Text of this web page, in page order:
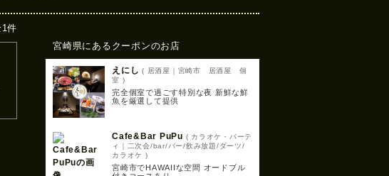
件
宮崎県にあるクーポンのお店
えにし ( 居酒屋｜宮崎市 居酒屋 個
室 )
完全個室で過ごす特別な夜 新鮮な鮮
魚を厳選して提供
Cafe&Bar PuPu ( カラオケ・パーテ
ィ｜二次会/bar/バー/飲み放題/ダーツ/
カラオケ )
宮崎市でHAWAIIな空間 オードブル